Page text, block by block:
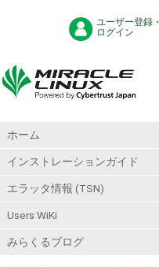
ユーザー登録・
ログイン
ホーム
インストレーションガイド
エラッタ情報 (TSN)
Users WiKi
みらくるブログ